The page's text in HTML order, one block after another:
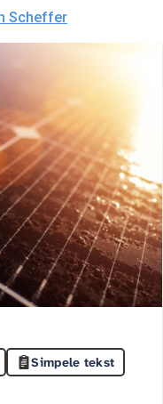
Scheffer
Simpele tekst